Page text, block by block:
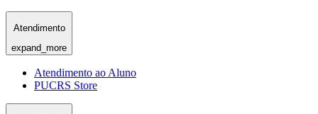
Atendimento
expand_more
Atendimento ao Aluno
PUCRS Store